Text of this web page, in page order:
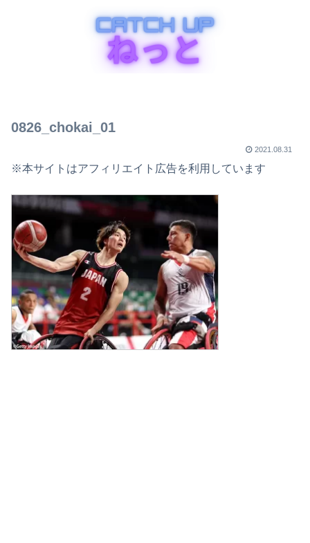
0826_chokai_01
2021.08.31
※本サイトはアフィリエイト広告を利用しています